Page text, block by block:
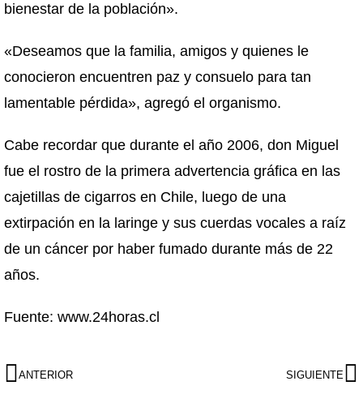
bienestar de la población».
«Deseamos que la familia, amigos y quienes le
conocieron encuentren paz y consuelo para tan
lamentable pérdida», agregó el organismo.
Cabe recordar que durante el año 2006, don Miguel
fue el rostro de la primera advertencia gráfica en las
cajetillas de cigarros en Chile, luego de una
extirpación en la laringe y sus cuerdas vocales a raíz
de un cáncer por haber fumado durante más de 22
años.
Fuente: www.24horas.cl
ANTERIOR SIGUIENTE